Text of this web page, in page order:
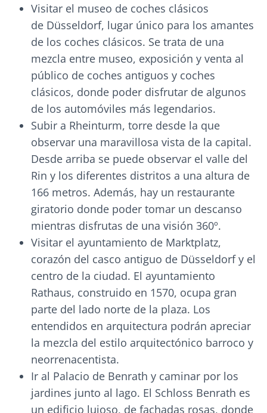
Visitar el museo de coches clásicos
de Düsseldorf, lugar único para los amantes
de los coches clásicos. Se trata de una
mezcla entre museo, exposición y venta al
público de coches antiguos y coches
clásicos, donde poder disfrutar de algunos
de los automóviles más legendarios.
Subir a Rheinturm, torre desde la que
observar una maravillosa vista de la capital.
Desde arriba se puede observar el valle del
Rin y los diferentes distritos a una altura de
166 metros. Además, hay un restaurante
giratorio donde poder tomar un descanso
mientras disfrutas de una visión 360º.
Visitar el ayuntamiento de Marktplatz,
corazón del casco antiguo de Düsseldorf y el
centro de la ciudad. El ayuntamiento
Rathaus, construido en 1570, ocupa gran
parte del lado norte de la plaza. Los
entendidos en arquitectura podrán apreciar
la mezcla del estilo arquitectónico barroco y
neorrenacentista.
Ir al Palacio de Benrath y caminar por los
jardines junto al lago. El Schloss Benrath es
un edificio lujoso, de fachadas rosas, donde